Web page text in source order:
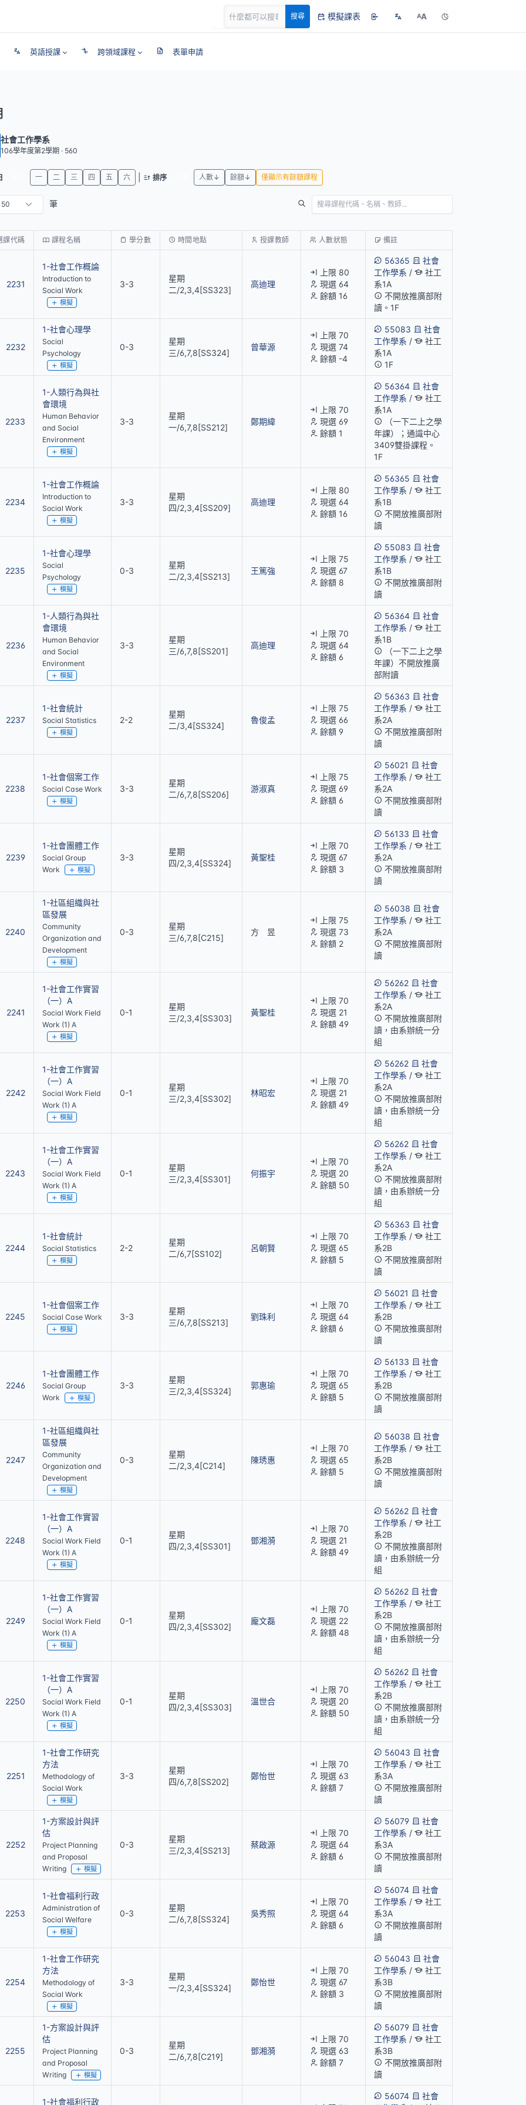
搜尋 模擬課表 AA
英語授課 跨領域課程 表單申請
社會工作學系
106學年度第2學期 · 560
一 二 三 四 五 六 排序 人數↓ 餘額↓ 僅顯示有餘額課程
筆
課代碼 課程名稱 學分數 時間地點 授課教師 人數狀態 備註
2231
1-社會工作概論
Introduction to
Social Work
模擬
3-3
星期
二/2,3,4[SS323]
高迪理
上限 80
現選 64
餘額 16
56365
社會
工作學系 /
社工
系1A
不開放推廣部附
讀。1F
2232
1-社會心理學
Social
Psychology
模擬
0-3
星期
三/6,7,8[SS324]
曾華源
上限 70
現選 74
餘額 -4
55083
社會
工作學系 /
社工
系1A
1F
2233
1-人類行為與社
會環境
Human Behavior
and Social
Environment
模擬
3-3
星期
一/6,7,8[SS212]
鄭期緯
上限 70
現選 69
餘額 1
56364
社會
工作學系 /
社工
系1A
（一下二上之學
年課）；通識中心
3409雙掛課程。
1F
2234
1-社會工作概論
Introduction to
Social Work
模擬
3-3
星期
四/2,3,4[SS209]
高迪理
上限 80
現選 64
餘額 16
56365
社會
工作學系 /
社工
系1B
不開放推廣部附
讀
2235
1-社會心理學
Social
Psychology
模擬
0-3
星期
二/2,3,4[SS213]
王篤強
上限 75
現選 67
餘額 8
55083
社會
工作學系 /
社工
系1B
不開放推廣部附
讀
2236
1-人類行為與社
會環境
Human Behavior
and Social
Environment
模擬
3-3
星期
三/6,7,8[SS201]
高迪理
上限 70
現選 64
餘額 6
56364
社會
工作學系 /
社工
系1B
（一下二上之學
年課）不開放推廣
部附讀
2237
1-社會統計
Social Statistics
模擬
2-2
星期
二/3,4[SS324]
魯俊孟
上限 75
現選 66
餘額 9
56363
社會
工作學系 /
社工
系2A
不開放推廣部附
讀
2238
1-社會個案工作
Social Case Work
模擬
3-3
星期
二/6,7,8[SS206]
游淑真
上限 75
現選 69
餘額 6
56021
社會
工作學系 /
社工
系2A
不開放推廣部附
讀
2239
1-社會團體工作
Social Group
Work
模擬
3-3
星期
四/2,3,4[SS324]
黃聖桂
上限 70
現選 67
餘額 3
56133
社會
工作學系 /
社工
系2A
不開放推廣部附
讀
2240
1-社區組織與社
區發展
Community
Organization and
Development
模擬
0-3
星期
三/6,7,8[C215]
方 昱
上限 75
現選 73
餘額 2
56038
社會
工作學系 /
社工
系2A
不開放推廣部附
讀
2241
1-社會工作實習
（一）A
Social Work Field
Work (1) A
模擬
0-1
星期
三/2,3,4[SS303]
黃聖桂
上限 70
現選 21
餘額 49
56262
社會
工作學系 /
社工
系2A
不開放推廣部附
讀，由系辦統一分
組
2242
1-社會工作實習
（一）A
Social Work Field
Work (1) A
模擬
0-1
星期
三/2,3,4[SS302]
林昭宏
上限 70
現選 21
餘額 49
56262
社會
工作學系 /
社工
系2A
不開放推廣部附
讀，由系辦統一分
組
2243
1-社會工作實習
（一）A
Social Work Field
Work (1) A
模擬
0-1
星期
三/2,3,4[SS301]
何振宇
上限 70
現選 20
餘額 50
56262
社會
工作學系 /
社工
系2A
不開放推廣部附
讀，由系辦統一分
組
2244
1-社會統計
Social Statistics
模擬
2-2
星期
二/6,7[SS102]
呂朝賢
上限 70
現選 65
餘額 5
56363
社會
工作學系 /
社工
系2B
不開放推廣部附
讀
2245
1-社會個案工作
Social Case Work
模擬
3-3
星期
三/6,7,8[SS213]
劉珠利
上限 70
現選 64
餘額 6
56021
社會
工作學系 /
社工
系2B
不開放推廣部附
讀
2246
1-社會團體工作
Social Group
Work
模擬
3-3
星期
三/2,3,4[SS324]
郭惠瑜
上限 70
現選 65
餘額 5
56133
社會
工作學系 /
社工
系2B
不開放推廣部附
讀
2247
1-社區組織與社
區發展
Community
Organization and
Development
模擬
0-3
星期
二/2,3,4[C214]
陳琇惠
上限 70
現選 65
餘額 5
56038
社會
工作學系 /
社工
系2B
不開放推廣部附
讀
2248
1-社會工作實習
（一）A
Social Work Field
Work (1) A
模擬
0-1
星期
四/2,3,4[SS301]
鄧湘漪
上限 70
現選 21
餘額 49
56262
社會
工作學系 /
社工
系2B
不開放推廣部附
讀，由系辦統一分
組
2249
1-社會工作實習
（一）A
Social Work Field
Work (1) A
模擬
0-1
星期
四/2,3,4[SS302]
龐文磊
上限 70
現選 22
餘額 48
56262
社會
工作學系 /
社工
系2B
不開放推廣部附
讀，由系辦統一分
組
2250
1-社會工作實習
（一）A
Social Work Field
Work (1) A
模擬
0-1
星期
四/2,3,4[SS303]
溫世合
上限 70
現選 20
餘額 50
56262
社會
工作學系 /
社工
系2B
不開放推廣部附
讀，由系辦統一分
組
2251
1-社會工作研究
方法
Methodology of
Social Work
模擬
3-3
星期
四/6,7,8[SS202]
鄭怡世
上限 70
現選 63
餘額 7
56043
社會
工作學系 /
社工
系3A
不開放推廣部附
讀
2252
1-方案設計與評
估
Project Planning
and Proposal
Writing
模擬
0-3
星期
三/2,3,4[SS213]
蔡啟源
上限 70
現選 64
餘額 6
56079
社會
工作學系 /
社工
系3A
不開放推廣部附
讀
2253
1-社會福利行政
Administration of
Social Welfare
模擬
0-3
星期
二/6,7,8[SS324]
吳秀照
上限 70
現選 64
餘額 6
56074
社會
工作學系 /
社工
系3A
不開放推廣部附
讀
2254
1-社會工作研究
方法
Methodology of
Social Work
模擬
3-3
星期
一/2,3,4[SS324]
鄭怡世
上限 70
現選 67
餘額 3
56043
社會
工作學系 /
社工
系3B
不開放推廣部附
讀
2255
1-方案設計與評
估
Project Planning
and Proposal
Writing
模擬
0-3
星期
二/6,7,8[C219]
鄧湘漪
上限 70
現選 63
餘額 7
56079
社會
工作學系 /
社工
系3B
不開放推廣部附
讀
1-社會福利行政
56074
社會